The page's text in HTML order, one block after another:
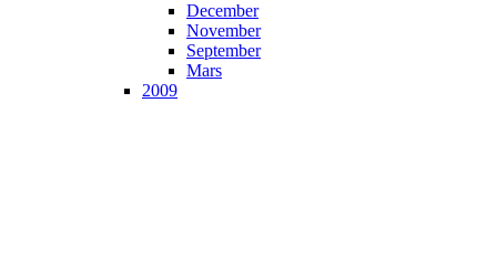
December
November
September
Mars
2009